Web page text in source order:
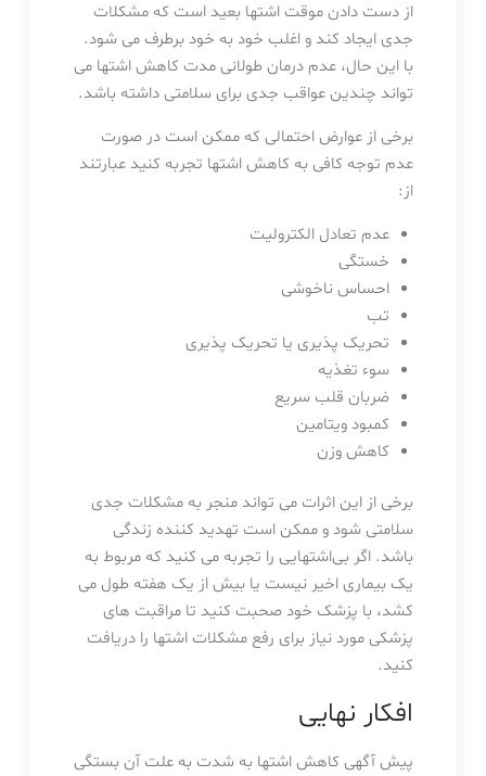
از دست دادن موقت اشتها بعید است که مشکلات
جدی ایجاد کند و اغلب خود به خود برطرف می شود.
با این حال، عدم درمان طولانی مدت کاهش اشتها می
تواند چندین عواقب جدی برای سلامتی داشته باشد.
برخی از عوارض احتمالی که ممکن است در صورت
عدم توجه کافی به کاهش اشتها تجربه کنید عبارتند
از:
عدم تعادل الکترولیت
خستگی
احساس ناخوشی
تب
تحریک پذیری یا تحریک پذیری
سوء تغذیه
ضربان قلب سریع
کمبود ویتامین
کاهش وزن
برخی از این اثرات می تواند منجر به مشکلات جدی
سلامتی شود و ممکن است تهدید کننده زندگی
باشد. اگر بی‌اشتهایی را تجربه می کنید که مربوط به
یک بیماری اخیر نیست یا بیش از یک هفته طول می
کشد، با پزشک خود صحبت کنید تا مراقبت های
پزشکی مورد نیاز برای رفع مشکلات اشتها را دریافت
کنید.
افکار نهایی
پیش آگهی کاهش اشتها به شدت به علت آن بستگی